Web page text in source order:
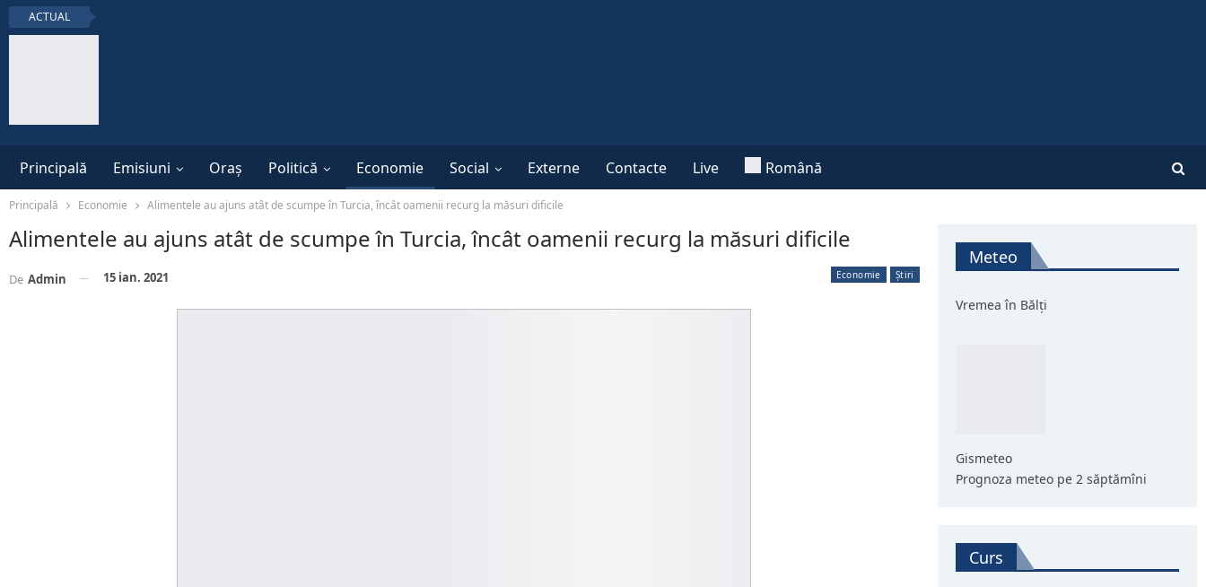
ACTUAL
Principală Emisiuni Oraș Politică Economie Social Externe Contacte Live Română
Principală Economie Alimentele au ajuns atât de scumpe în Turcia, încât oamenii recurg la măsuri dificile
Alimentele au ajuns atât de scumpe în Turcia, încât oamenii recurg la măsuri dificile
Economie Știri
De Admin 15 ian. 2021
Meteo
Vremea în Bălți
Gismeteo
Prognoza meteo pe 2 săptămîni
Curs